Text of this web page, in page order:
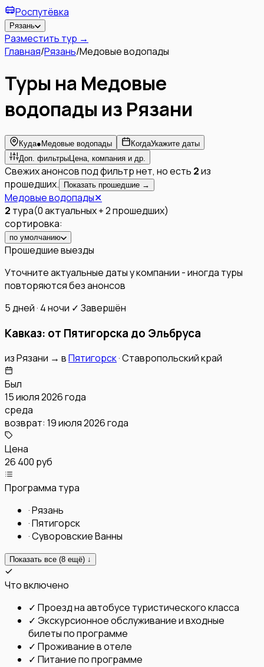
Роспутёвка
Рязань
Разместить тур →
Главная/Рязань/Медовые водопады
Туры на Медовые
водопады из Рязани
Куда● Медовые водопады КогдаУкажите даты
Доп. фильтры Цена, компания и др.
Свежих анонсов под фильтр нет, но есть 2из
прошедших.
Показать прошедшие →
Медовые водопады✕
2 тура(0актуальных+2прошедших)
сортировка:
по умолчанию
Прошедшие выезды
Уточните актуальные даты у компании - иногда туры
повторяются без анонсов
5 дней · 4 ночи ✓ Завершён
Кавказ: от Пятигорска до Эльбруса
изРязани → вПятигорск·Ставропольский край
Был
15 июля 2026 года
среда
возврат: 19 июля 2026 года
Цена
26 400 руб
Программа тура
·Рязань
·Пятигорск
·Суворовские Ванны
Показать все (8 ещё) ↓
Что включено
✓ Проезд на автобусе туристического класса
✓ Экскурсионное обслуживание и входные
билеты по программе
✓ Проживание в отеле
✓ Питание по программе